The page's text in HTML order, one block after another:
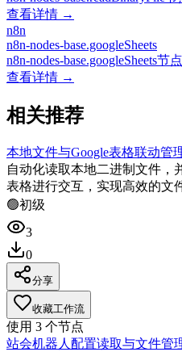
查看详情 →
n8n
n8n-nodes-base.googleSheets
n8n-nodes-base.googleSheets节点
查看详情 →
相关推荐
本地文件与Google表格联动管
自动化读取本地二进制文件，
表格进行交互，实现高效的文
🟢初级
3
0
分享
收藏工作流
使用 3 个节点
站会机器人配置读取与文件管